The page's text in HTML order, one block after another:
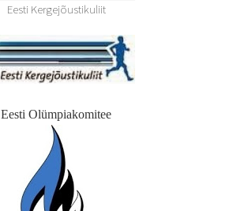
Eesti Kergejõustikuliit
Eesti Olümpiakomitee